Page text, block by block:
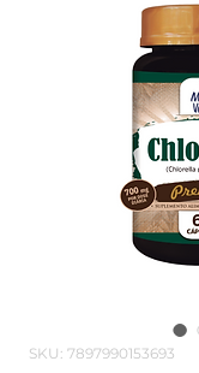
SKU: 7897990153693